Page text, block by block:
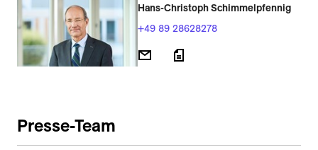
Hans-Christoph Schimmelpfennig
+49 89 28628278
Presse-Team